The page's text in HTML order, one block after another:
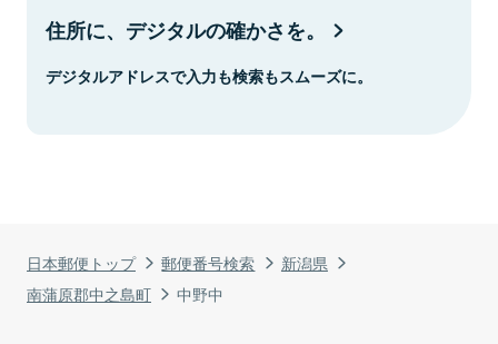
日本郵便トップ 郵便番号検索
新潟県
南蒲原郡中之島町
中野中
住所に、デジタルの確かさを。
デジタルアドレスで入力も検索もスムーズに。